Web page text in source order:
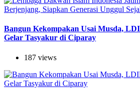
Bangun Kekompakan Usai Musda,
Gelar Tasyakur di Ciparay
187 views